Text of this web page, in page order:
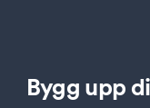
Bygg upp